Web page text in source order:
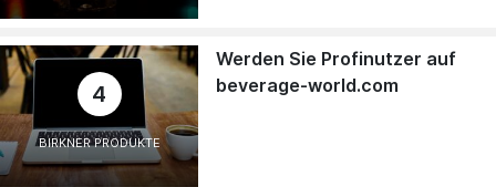
4
BIRKNER PRODUKTE
Werden Sie Profinutzer auf
beverage-world.com